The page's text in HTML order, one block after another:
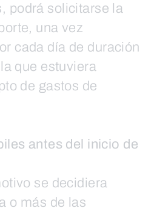
podrá solicitarse la
una vez
cada día de duración
que estuviera
de gastos de
antes del inicio de
se decidiera
o más de las